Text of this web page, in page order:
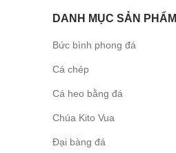
DANH MỤC SẢN PHẨM
Bức bình phong đá
Cá chép
Cá heo bằng đá
Chúa Kito Vua
Đại bàng đá